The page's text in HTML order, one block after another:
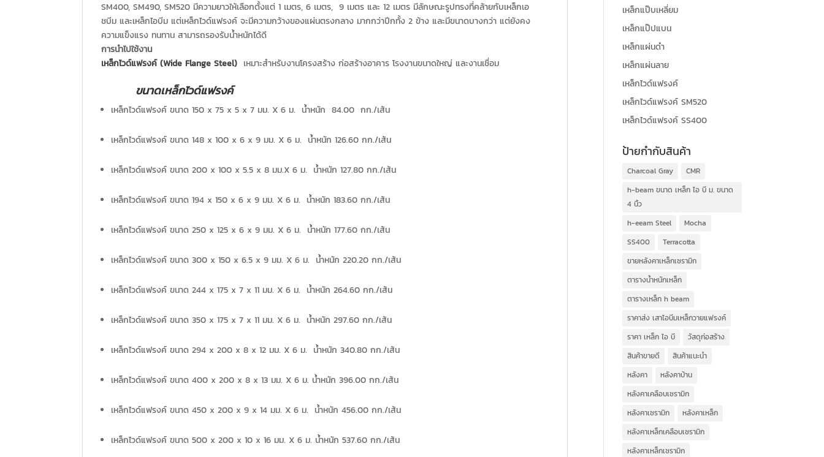
SM400, SM490, SM520 มีความยาวให้เลือกตั้งแต่ 1 เมตร, 6 เมตร, 9 เมตร และ 12 เมตร มีลักษณะรูปทรงที่คล้ายกับเหล็กเอ
ชบีม และเหล็กไอบีม แต่เหล็กไวด์แฟรงค์ จะมีความกว้างของแผ่นตรงกลาง มากกว่าปีกทั้ง 2 ข้าง และมีขนาดบางกว่า แต่ยังคง
ความแข็งแรง ทนทาน สามารถรองรับน้ำหนักได้ดี
การนำไปใช้งาน
เหล็กไวด์แฟรงค์ (Wide Flange Steel) เหมาะสำหรับงานโครงสร้าง ก่อสร้างอาคาร โรงงานขนาดใหญ่ และงานเชื่อม
ขนาดเหล็กไวด์แฟรงค์
เหล็กไวด์แฟรงค์ ขนาด 150 x 75 x 5 x 7 มม. X 6 ม. น้ำหนัก 84.00 กก./เส้น
เหล็กไวด์แฟรงค์ ขนาด 148 x 100 x 6 x 9 มม. X 6 ม. น้ำหนัก 126.60 กก./เส้น
เหล็กไวด์แฟรงค์ ขนาด 200 x 100 x 5.5 x 8 มม.X 6 ม. น้ำหนัก 127.80 กก./เส้น
เหล็กไวด์แฟรงค์ ขนาด 194 x 150 x 6 x 9 มม. X 6 ม. น้ำหนัก 183.60 กก./เส้น
เหล็กไวด์แฟรงค์ ขนาด 250 x 125 x 6 x 9 มม. X 6 ม. น้ำหนัก 177.60 กก./เส้น
เหล็กไวด์แฟรงค์ ขนาด 300 x 150 x 6.5 x 9 มม. X 6 ม. น้ำหนัก 220.20 กก./เส้น
เหล็กไวด์แฟรงค์ ขนาด 244 x 175 x 7 x 11 มม. X 6 ม. น้ำหนัก 264.60 กก./เส้น
เหล็กไวด์แฟรงค์ ขนาด 350 x 175 x 7 x 11 มม. X 6 ม. น้ำหนัก 297.60 กก./เส้น
เหล็กไวด์แฟรงค์ ขนาด 294 x 200 x 8 x 12 มม. X 6 ม. น้ำหนัก 340.80 กก./เส้น
เหล็กไวด์แฟรงค์ ขนาด 400 x 200 x 8 x 13 มม. X 6 ม. น้ำหนัก 396.00 กก./เส้น
เหล็กไวด์แฟรงค์ ขนาด 450 x 200 x 9 x 14 มม. X 6 ม. น้ำหนัก 456.00 กก./เส้น
เหล็กไวด์แฟรงค์ ขนาด 500 x 200 x 10 x 16 มม. X 6 ม. น้ำหนัก 537.60 กก./เส้น
เหล็กแป๊บเหลี่ยม
เหล็กแป๊ปแบน
เหล็กแผ่นดำ
เหล็กแผ่นลาย
เหล็กไวด์แฟรงค์
เหล็กไวด์แฟรงค์ SM520
เหล็กไวด์แฟรงค์ SS400
ป้ายกำกับสินค้า
Charcoal Gray
CMR
h-beam ขนาด เหล็ก ไอ บี ม. ขนาด
4 นิ้ว
h-eeam Steel
Mocha
SS400
Terracotta
ขายหลังคาเหล็กเซรามิก
ตารางน้ำหนักเหล็ก
ตารางเหล็ก h beam
ราคาส่ง เสาไอบีมเหล็กวายแฟรงค์
ราคา เหล็ก ไอ บี
วัสดุก่อสร้าง
สินค้าขายดี
สินค้าแนะนำ
หลังคา
หลังคาบ้าน
หลังคาเคลือบเซรามิก
หลังคาเซรามิก
หลังคาเหล็ก
หลังคาเหล็กเคลือบเซรามิก
หลังคาเหล็กเซรามิก